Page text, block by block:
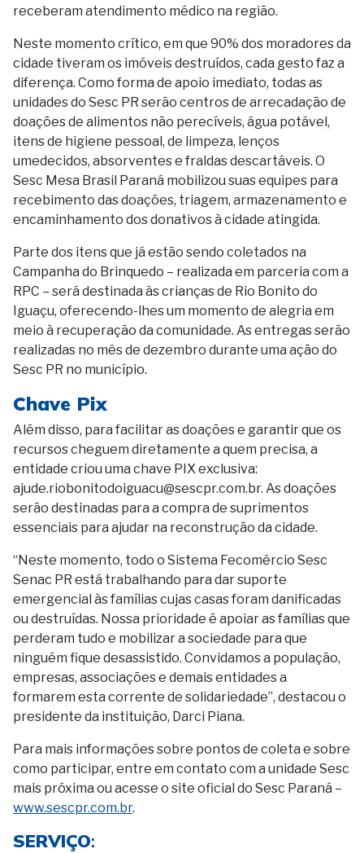
receberam atendimento médico na região.
Neste momento crítico, em que 90% dos moradores da
cidade tiveram os imóveis destruídos, cada gesto faz a
diferença. Como forma de apoio imediato, todas as
unidades do Sesc PR serão centros de arrecadação de
doações de alimentos não perecíveis, água potável,
itens de higiene pessoal, de limpeza, lenços
umedecidos, absorventes e fraldas descartáveis. O
Sesc Mesa Brasil Paraná mobilizou suas equipes para
recebimento das doações, triagem, armazenamento e
encaminhamento dos donativos à cidade atingida.
Parte dos itens que já estão sendo coletados na
Campanha do Brinquedo – realizada em parceria com a
RPC – será destinada às crianças de Rio Bonito do
Iguaçu, oferecendo-lhes um momento de alegria em
meio à recuperação da comunidade. As entregas serão
realizadas no mês de dezembro durante uma ação do
Sesc PR no município.
Chave Pix
Além disso, para facilitar as doações e garantir que os
recursos cheguem diretamente a quem precisa, a
entidade criou uma chave PIX exclusiva:
ajude.riobonitodoiguacu@sescpr.com.br. As doações
serão destinadas para a compra de suprimentos
essenciais para ajudar na reconstrução da cidade.
“Neste momento, todo o Sistema Fecomércio Sesc
Senac PR está trabalhando para dar suporte
emergencial às famílias cujas casas foram danificadas
ou destruídas. Nossa prioridade é apoiar as famílias que
perderam tudo e mobilizar a sociedade para que
ninguém fique desassistido. Convidamos a população,
empresas, associações e demais entidades a
formarem esta corrente de solidariedade”, destacou o
presidente da instituição, Darci Piana.
Para mais informações sobre pontos de coleta e sobre
como participar, entre em contato com a unidade Sesc
mais próxima ou acesse o site oficial do Sesc Paraná –
www.sescpr.com.br.
SERVIÇO: